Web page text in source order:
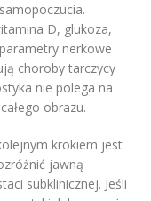
D, glukoza,
nerkowe
choroby tarczycy
nie polega na
obrazu.
krokiem jest
jawną
subklinicznej. Jeśli